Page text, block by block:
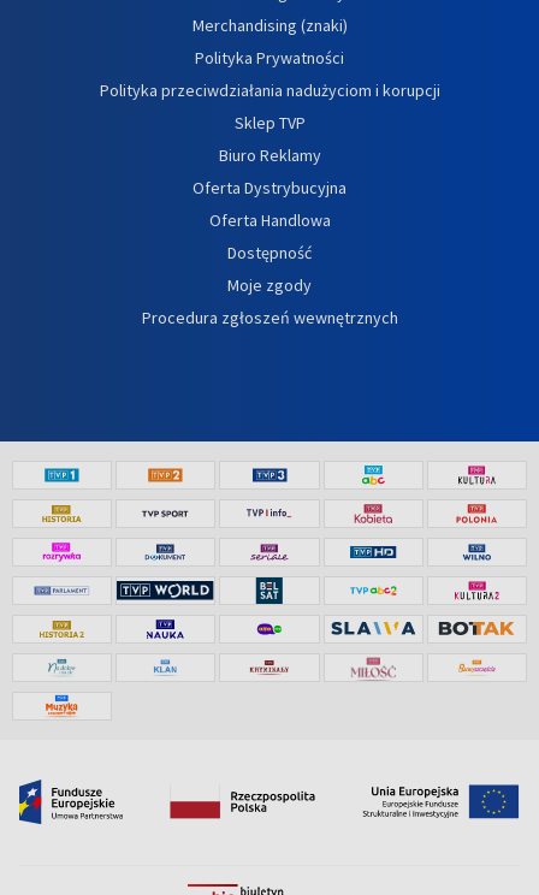
Merchandising (znaki)
Polityka Prywatności
Polityka przeciwdziałania nadużyciom i korupcji
Sklep TVP
Biuro Reklamy
Oferta Dystrybucyjna
Oferta Handlowa
Dostępność
Moje zgody
Procedura zgłoszeń wewnętrznych